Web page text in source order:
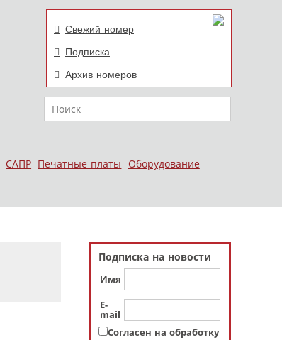
Свежий номер
Подписка
Архив номеров
Поиск
САПР Печатные платы
Оборудование
Подписка на новости
Имя
E-
mail
Согласен на обработку